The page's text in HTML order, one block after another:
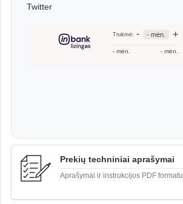
Twitter
Prekių techniniai aprašymai
Aprašymai ir instrukcijos PDF formatu